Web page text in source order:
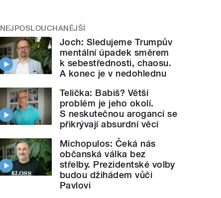
NEJPOSLOUCHANĚJŠÍ
Joch: Sledujeme Trumpův
mentální úpadek směrem
k sebestřednosti, chaosu.
A konec je v nedohlednu
Telička: Babiš? Větší
problém je jeho okolí.
S neskutečnou arogancí se
přikrývají absurdní věci
Michopulos: Čeká nás
občanská válka bez
střelby. Prezidentské volby
budou džihádem vůči
Pavlovi